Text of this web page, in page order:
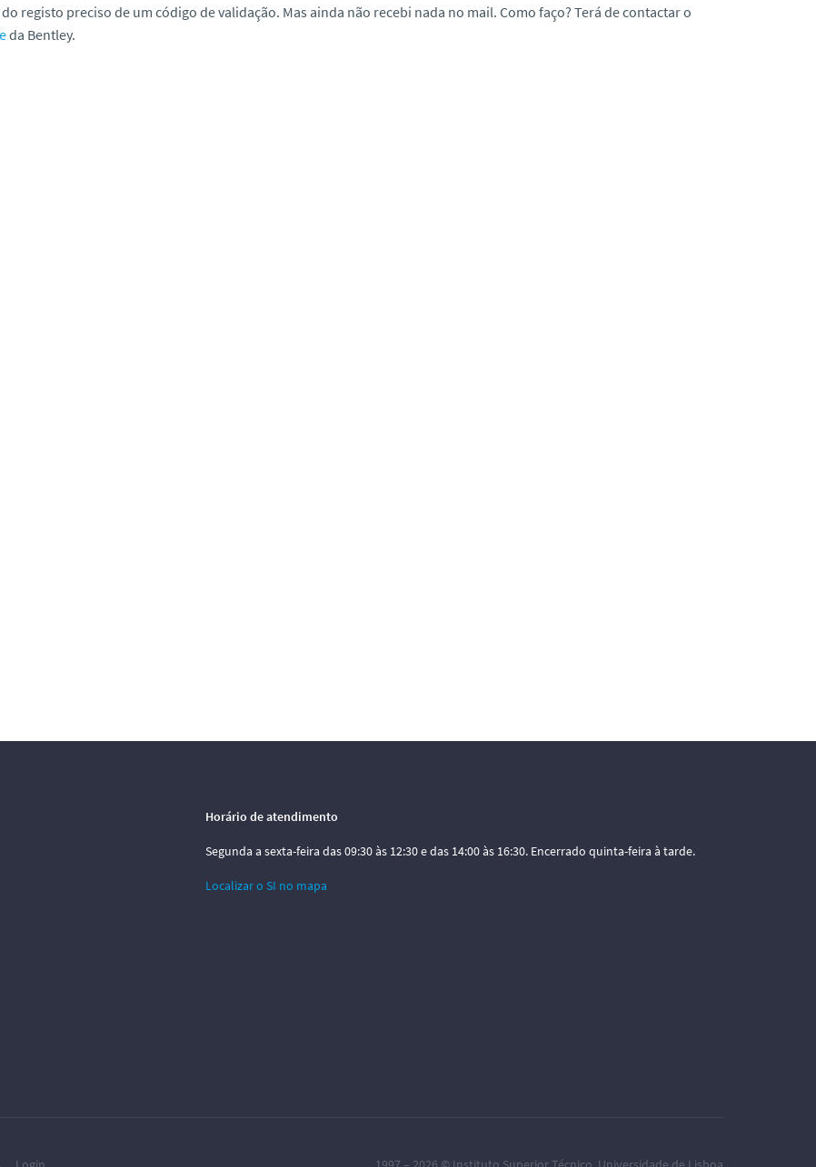
registo preciso de um código de validação. Mas ainda não recebi nada no mail. Como faço? Terá de contactar o
da Bentley.
Horário de atendimento
Segunda a sexta-feira das 09:30 às 12:30 e das 14:00 às 16:30. Encerrado quinta-feira à tarde.
Localizar o SI no mapa